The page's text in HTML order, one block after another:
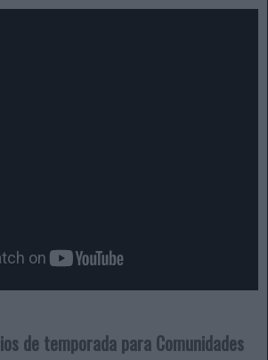
de temporada para Comunidades